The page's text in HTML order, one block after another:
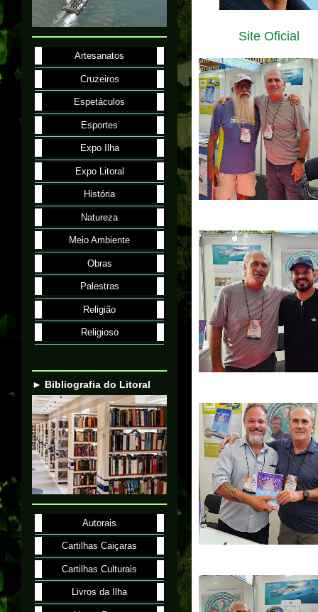
Site Oficial
Artesanatos
Cruzeiros
Espetáculos
Esportes
Expo Ilha
Expo Litoral
História
Natureza
Meio Ambiente
Obras
Palestras
Religião
Religioso
► Bibliografia do Litoral
Autorais
Cartilhas Caiçaras
Cartilhas Culturais
Livros da Ilha